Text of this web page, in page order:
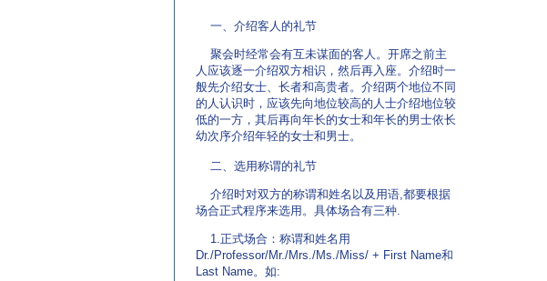
一、介绍客人的礼节
聚会时经常会有互未谋面的客人。开席之前主
人应该逐一介绍双方相识，然后再入座。介绍时一
般先介绍女士、长者和高贵者。介绍两个地位不同
的人认识时，应该先向地位较高的人士介绍地位较
低的一方，其后再向年长的女士和年长的男士依长
幼次序介绍年轻的女士和男士。
二、选用称谓的礼节
介绍时对双方的称谓和姓名以及用语,都要根据
场合正式程序来选用。具体场合有三种.
1.正式场合：称谓和姓名用
Dr./Professor/Mr./Mrs./Ms./Miss/ + First Name和
Last Name。如: